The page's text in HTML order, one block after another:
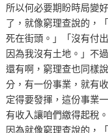
所以何必要期盼時局變
了，就像窮理查說的，
死在街頭。」「沒有付
因為我沒有土地。」不
還有啊，窮理查也同樣
分，有一份事業，就有
定得要發揮，這份事業
有收入讓咱們繳得起稅
因為就像窮理查說的，